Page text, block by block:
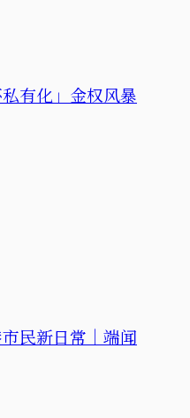
有化」金权风暴
民新日常｜端闻